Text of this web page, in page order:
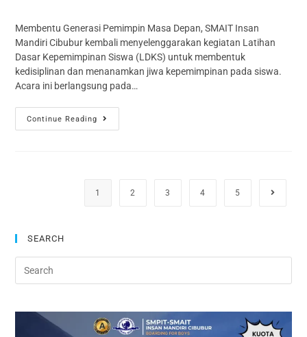
Membentu Generasi Pemimpin Masa Depan, SMAIT Insan
Mandiri Cibubur kembali menyelenggarakan kegiatan Latihan
Dasar Kepemimpinan Siswa (LDKS) untuk membentuk
kedisiplinan dan menanamkan jiwa kepemimpinan pada siswa.
Acara ini berlangsung pada…
Continue Reading
1 2 3 4 5
SEARCH